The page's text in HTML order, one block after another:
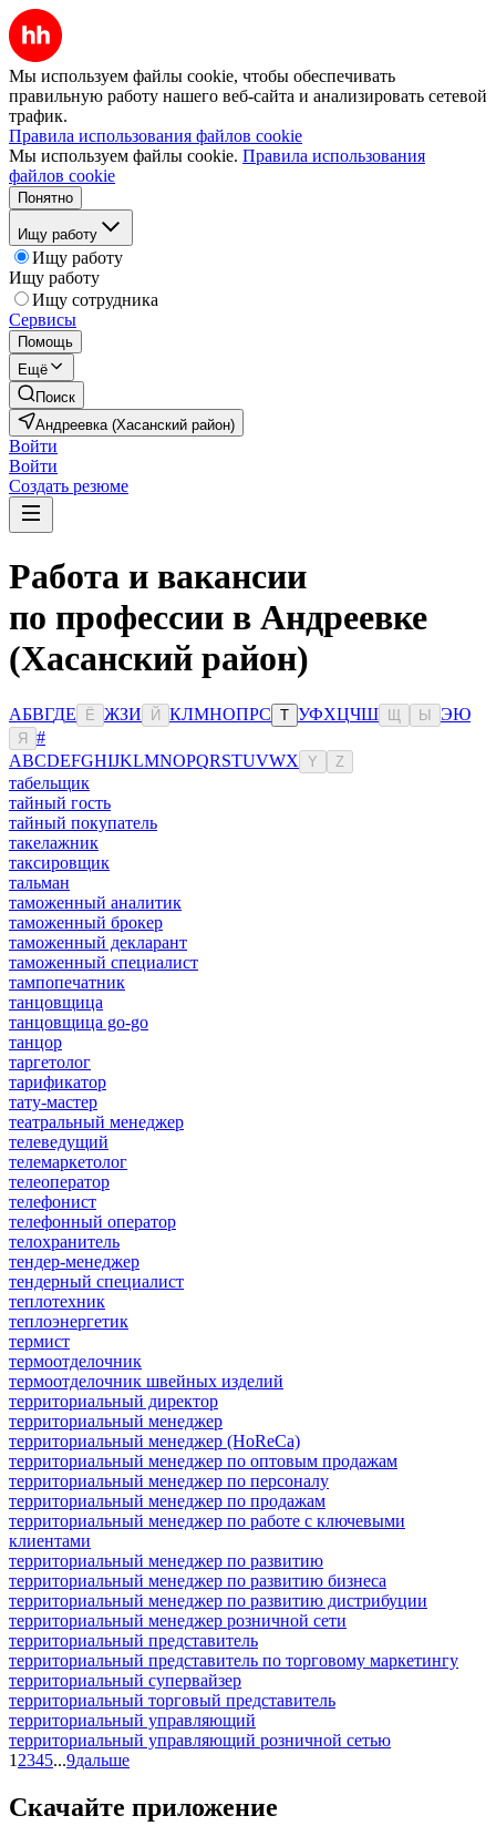
Мы используем файлы cookie, чтобы обеспечивать
правильную работу нашего веб-сайта и анализировать сетевой
трафик.
Правила использования файлов cookie
Мы используем файлы cookie. Правила использования
файлов cookie
Понятно
Ищу работу
Ищу работу
Ищу работу
Ищу сотрудника
Сервисы
Помощь
Ещё
Поиск
Андреевка (Хасанский район)
Войти
Войти
Создать резюме
Работа и вакансии
по профессии в Андреевке
(Хасанский район)
АБВГДЕ Ё ЖЗИ Й КЛМНОПРС Т УФХЦЧШ Ы ЭЮ
Я
#
ABCDEFGHIJKLMNOPQRSTUVWX Y Z
табельщик
тайный гость
тайный покупатель
такелажник
таксировщик
тальман
таможенный аналитик
таможенный брокер
таможенный декларант
таможенный специалист
тампопечатник
танцовщица
танцовщица go-go
танцор
таргетолог
тарификатор
тату-мастер
театральный менеджер
телеведущий
телемаркетолог
телеоператор
телефонист
телефонный оператор
телохранитель
тендер-менеджер
тендерный специалист
теплотехник
теплоэнергетик
термист
термоотделочник
термоотделочник швейных изделий
территориальный директор
территориальный менеджер
территориальный менеджер (HoReCa)
территориальный менеджер по оптовым продажам
территориальный менеджер по персоналу
территориальный менеджер по продажам
территориальный менеджер по работе с ключевыми
клиентами
территориальный менеджер по развитию
территориальный менеджер по развитию бизнеса
территориальный менеджер по развитию дистрибуции
территориальный менеджер розничной сети
территориальный представитель
территориальный представитель по торговому маркетингу
территориальный супервайзер
территориальный торговый представитель
территориальный управляющий
территориальный управляющий розничной сетью
1 2345...9дальше
Скачайте приложение